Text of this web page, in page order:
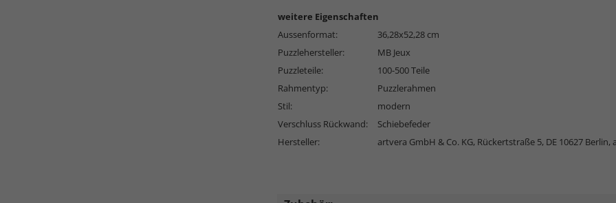
weitere Eigenschaften
Aussenformat:
36,28x52,28 cm
Puzzlehersteller:
MB Jeux
Puzzleteile:
100-500 Teile
Rahmentyp:
Puzzlerahmen
Stil:
modern
Verschluss Rückwand:
Schiebefeder
Hersteller:
artvera GmbH & Co. KG, Rückertstraße 5, DE 10627 Berlin,